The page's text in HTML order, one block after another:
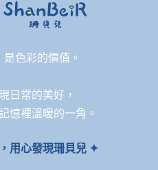
色彩的價值。
日常的美好，
憶裡溫暖的一角。
用心發現珊貝兒 ✦